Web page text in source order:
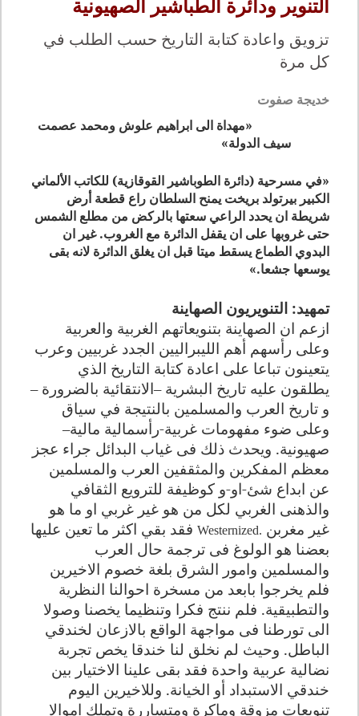
التنوير ودائرة الطباشير الصهيونية
تزويق واعادة كتابة التاريخ حسب الطلب في
كل مرة
خديجة صفوت
«مهداة الى ابراهيم علوش ومحمد عصمت
سيف الدولة»
«في مسرحية (دائرة الطوباشير القوقازية) للكاتب الألماني
الكبير بيرتولد بريخت يمنح السلطان راع قطعة أرض
شريطة ان يحدد الراعي سعتها بالركض من مطلع الشمس
حتى غروبها على ان يقفل الدائرة مع الغروب. غير ان
البدوي الطماع يسقط ميتا قبل ان يغلق الدائرة لانه بقى
يوسعها جشعا.
»
تمهيد: التنويريون الصهاينة
ازعم ان الصهاينة بتنويعاتهم الغربية والعربية
وعلى رأسهم أهم الليبراليين الجدد غربيين وعرب
يتعينون تباعا على اعادة كتابة التاريخ الذي
يطلقون عليه تاريخ البشرية –الانتقائية بالضرورة –
و تاريخ العرب والمسلمين بالنتيجة في سياق
وعلى ضوء مفهومات غربية-رأسمالية مالية–
صهيونية. ويحدث ذلك فى غياب البدائل جراء عجز
معظم المفكرين والمثقفين العرب والمسلمين
عن ابداع شئ-او-و كوظيفة للترويع الثقافي
والذهنى الغربي لكل من هو غير غربي او ما هو
غير مغربن Westernized. فقد بقي اكثر ما تعين عليها
بعضنا هو الولوغ فى ترجمة حال العرب
والمسلمين وامور الشرق بلغة خصوم الاخيرين
فلم يخرجوا بابعد من مسخرة احوالنا النظرية
والتطبيقية. فلم ننتج فكرا وتنظيما يخصنا وصولا
الى تورطنا فى مواجهة الواقع بالازعان لخندقي
الباطل. وحيث لم نخلق لنا خندقا يخص تجربة
نضالية عربية واحدة فقد بقى علينا الاختيار بين
خندقي الاستبداد أو الخيانة. وللاخيرين اليوم
تنويعات مزوقة وماكرة ومتساررة وتملك اموالا